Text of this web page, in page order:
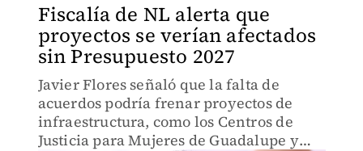
Fiscalía de NL alerta que
proyectos se verían afectados
sin Presupuesto 2027
Javier Flores señaló que la falta de
acuerdos podría frenar proyectos de
infraestructura, como los Centros de
Justicia para Mujeres de Guadalupe y